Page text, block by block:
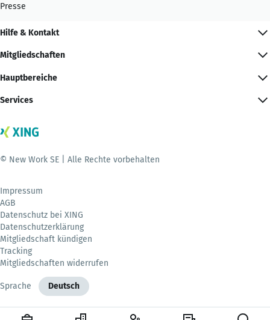
Presse
Hilfe & Kontakt
Mitgliedschaften
Hauptbereiche
Services
© New Work SE | Alle Rechte vorbehalten
Impressum
AGB
Datenschutz bei XING
Datenschutzerklärung
Mitgliedschaft kündigen
Tracking
Mitgliedschaften widerrufen
Sprache Deutsch